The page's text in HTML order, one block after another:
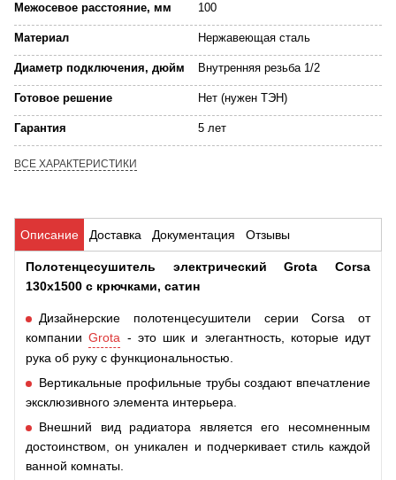
Межосевое расстояние, мм
100
Материал Нержавеющая сталь
Диаметр подключения, дюйм Внутренняя резьба 1/2
Готовое решение Нет (нужен ТЭН)
Гарантия 5 лет
ВСЕ ХАРАКТЕРИСТИКИ
Описание Доставка Документация Отзывы
Полотенцесушитель электрический Grota Corsa
130х1500 с крючками, сатин
Дизайнерские полотенцесушители серии Corsa от
компанииGrota - это шик и элегантность, которые идут
рука об руку с функциональностью.
Вертикальные профильные трубы создают впечатление
эксклюзивного элемента интерьера.
Внешний вид радиатора является его несомненным
достоинством, он уникален и подчеркивает стиль каждой
ванной комнаты.